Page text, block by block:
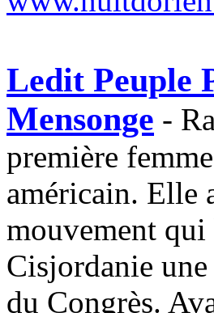
Ledit Peuple
Mensonge -
première
américain. Elle
mouvement
Cisjordanie
du Congrès.